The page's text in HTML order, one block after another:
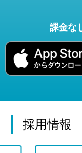
課金な
採用情報